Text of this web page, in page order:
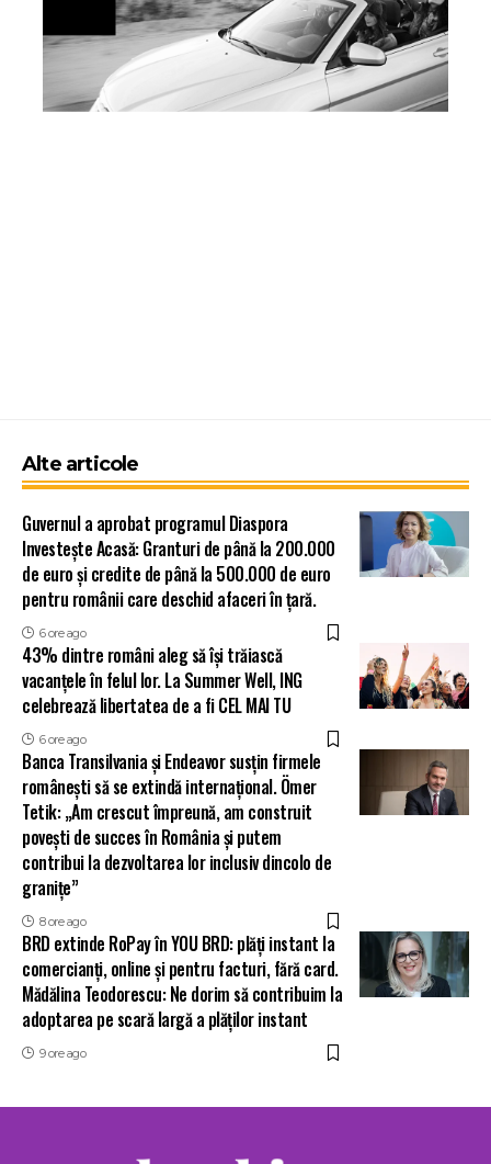
Alte articole
Guvernul a aprobat programul Diaspora
Investește Acasă: Granturi de până la 200.000
de euro și credite de până la 500.000 de euro
pentru românii care deschid afaceri în țară.
6 ore ago
43% dintre români aleg să își trăiască
vacanțele în felul lor. La Summer Well, ING
celebrează libertatea de a fi CEL MAI TU
6 ore ago
Banca Transilvania și Endeavor susțin firmele
românești să se extindă internațional. Ömer
Tetik: „Am crescut împreună, am construit
povești de succes în România și putem
contribui la dezvoltarea lor inclusiv dincolo de
granițe”
8 ore ago
BRD extinde RoPay în YOU BRD: plăți instant la
comercianți, online și pentru facturi, fără card.
Mădălina Teodorescu: Ne dorim să contribuim la
adoptarea pe scară largă a plăților instant
9 ore ago